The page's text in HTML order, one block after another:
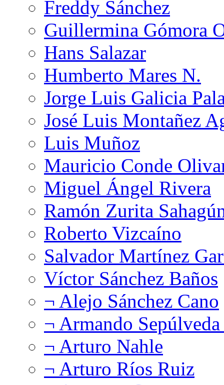
Freddy Sánchez
Guillermina Gómora
Hans Salazar
Humberto Mares N.
Jorge Luis Galicia
José Luis Montañez
Luis Muñoz
Mauricio Conde
Miguel Ángel Rivera
Ramón Zurita
Roberto Vizcaíno
Salvador Martínez
Víctor Sánchez Baños
¬ Alejo Sánchez Cano
¬ Armando
¬ Arturo Nahle
¬ Arturo Ríos Ruiz